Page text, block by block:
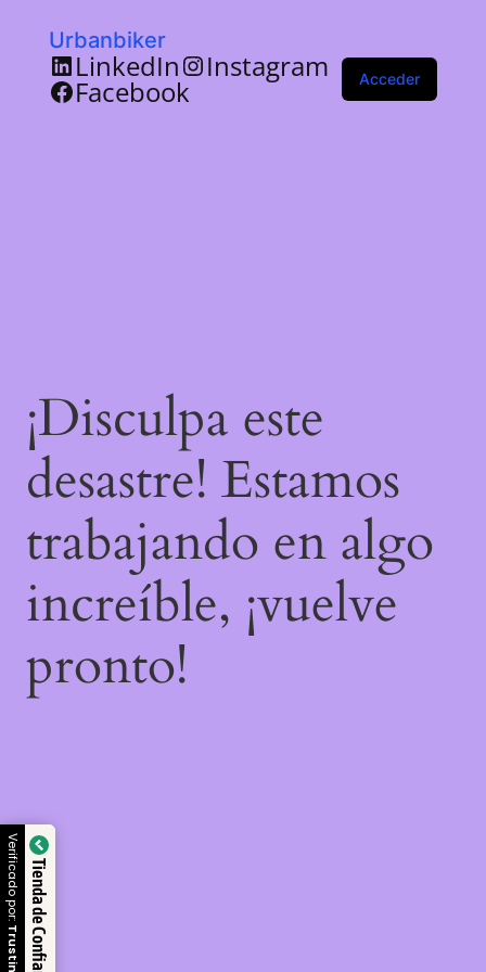
Urbanbiker
LinkedIn Instagram
Facebook Acceder
¡Disculpa este
desastre! Estamos
trabajando en algo
increíble, ¡vuelve
pronto!
Tienda de Confianza
Verificado por: